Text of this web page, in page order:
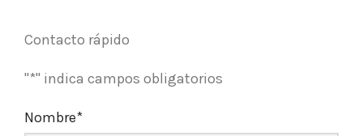
Contacto rápido
"*" indica campos obligatorios
Nombre*